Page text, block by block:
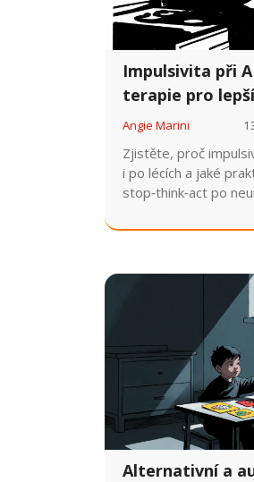
Impulsivita při
terapie pro
Angie Marini
Zjistěte, proč
i po lécích a jaké
stop‑think‑act po
Alternativní a